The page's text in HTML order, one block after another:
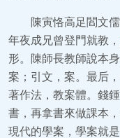
陳寅恪高足閻文
年夜成兄曾登門就教，
形。陳師長教師說本
案；引文，案。最后
著作法，教案體。錢
書，再拿書來做課本
現代的學案，學案就